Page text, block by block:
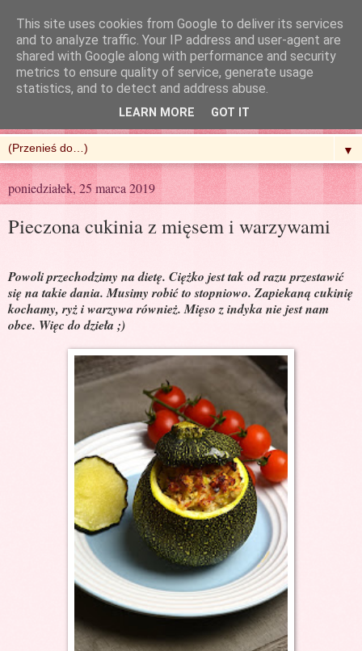
R'n'G Kitchen
▼
poniedziałek, 25 marca 2019
Pieczona cukinia z mięsem i warzywami
Powoli przechodzimy na dietę. Ciężko jest tak od razu przestawić
się na takie dania. Musimy robić to stopniowo. Zapiekaną cukinię
kochamy, ryż i warzywa również. Mięso z indyka nie jest nam
obce. Więc do dzieła ;)
This site uses cookies from Google to deliver its services
and to analyze traffic. Your IP address and user-agent are
shared with Google along with performance and security
metrics to ensure quality of service, generate usage
statistics, and to detect and address abuse.
LEARN MORE GOT IT